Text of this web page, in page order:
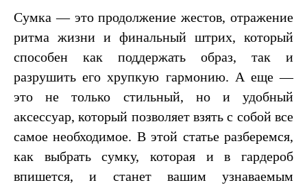
Сумка — это продолжение жестов, отражение
ритма жизни и финальный штрих, который
способен как поддержать образ, так и
разрушить его хрупкую гармонию. А еще —
это не только стильный, но и удобный
аксессуар, который позволяет взять с собой все
самое необходимое. В этой статье разберемся,
как выбрать сумку, которая и в гардероб
впишется, и станет вашим узнаваемым